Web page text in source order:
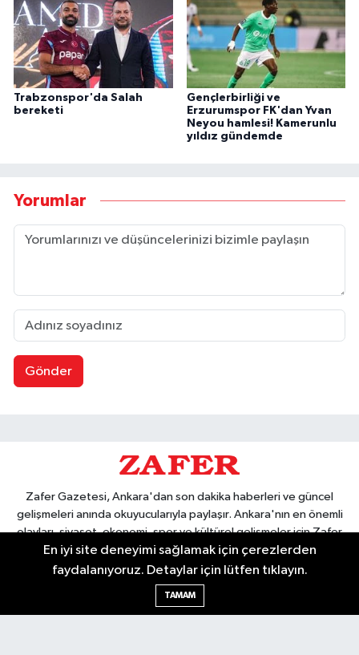
Trabzonspor'da Salah
bereketi
Gençlerbirliği ve
Erzurumspor FK'dan Yvan
Neyou hamlesi! Kamerunlu
yıldız gündemde
Yorumlar
Gönder
Zafer Gazetesi, Ankara'dan son dakika haberleri ve güncel
gelişmeleri anında okuyucularıyla paylaşır. Ankara'nın en önemli
olayları, siyaset, ekonomi, spor ve kültürel gelişmeler için Zafer
Gazetesi'ni takip edin. Başkentin güvendiği haber kaynağı.
En iyi site deneyimi sağlamak için çerezlerden
faydalanıyoruz. Detaylar için lütfen tıklayın.
TAMAM